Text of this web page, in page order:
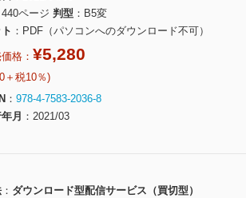
440ページ 判型
B5変
PDF（パソコンへのダウンロード不可）
格： ¥5,280
＋税10％)
978-4-7583-2036-8
月
2021/03
ダウンロード型配信サービス（買切型）